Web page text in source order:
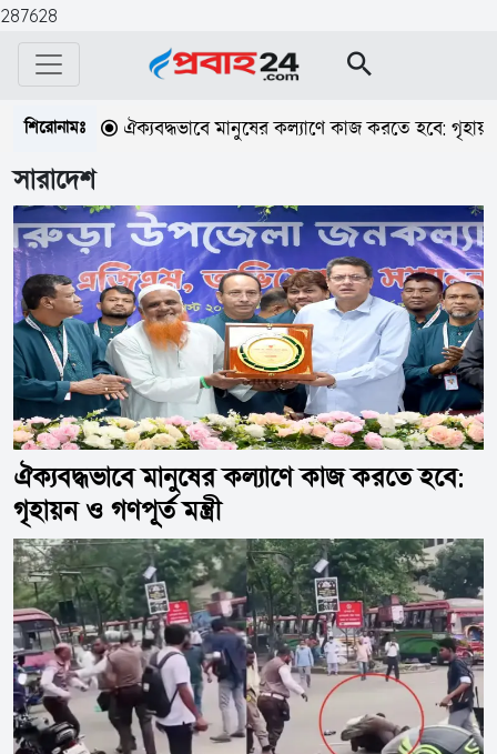
287628
শিরোনামঃ
ঐক্যবদ্ধভাবে মানুষের কল্যাণে কাজ করতে হবে: গৃহায়ন ও গণপূর্ত
সারাদেশ
ঐক্যবদ্ধভাবে মানুষের কল্যাণে কাজ করতে হবে:
গৃহায়ন ও গণপূর্ত মন্ত্রী